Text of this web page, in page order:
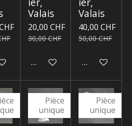
au panier
Valais
20,00 CHF
30,00 CHF
Ajouter au panier
Valais
40,00 CHF
50,00 CHF
Ajouter au
Pièce
unique
Pièce
unique